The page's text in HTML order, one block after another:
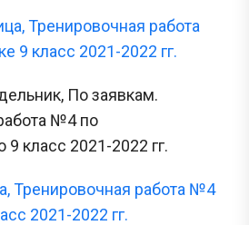
Тренировочная работа
9 класс 2021-2022 гг.
По заявкам.
№4 по
класс 2021-2022 гг.
Тренировочная работа №4
2021-2022 гг.